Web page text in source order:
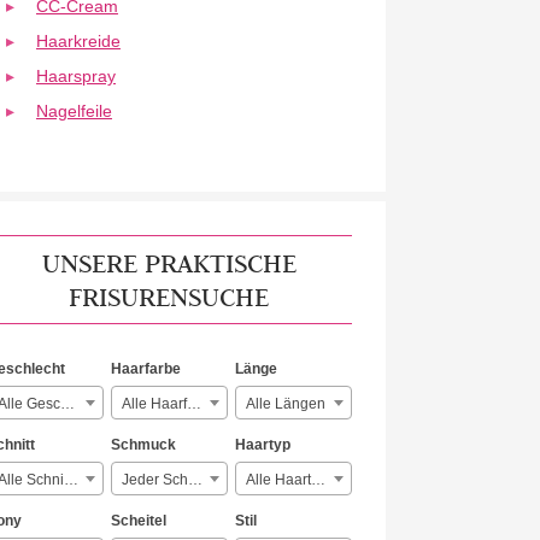
CC-Cream
Haarkreide
Haarspray
Nagelfeile
UNSERE PRAKTISCHE
FRISURENSUCHE
Alle Geschlechter
Haarfarbe
Alle Haarfarben
Länge
Alle Längen
Alle Schnitte
Schmuck
Jeder Schmuck
Haartyp
Alle Haartypen
Scheitel Stil